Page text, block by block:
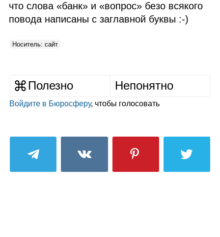
что слова «банк» и «вопрос» безо всякого
повода написаны с заглавной буквы :‑)
Носитель: сайт
Полезно Непонятно
Войдите в Бюросферу, чтобы голосовать